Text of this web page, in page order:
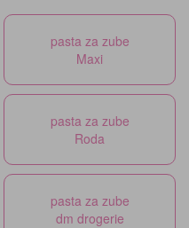
pasta za zube
Maxi
pasta za zube
Roda
pasta za zube
dm drogerie